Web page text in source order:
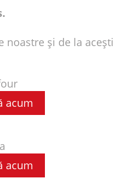
noastre şi de la aceşti
acum
acum